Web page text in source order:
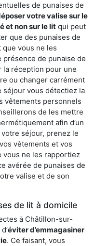
de punaises de
votre valise sur le
et non sur le lit qui peut
que des punaises de
vous ne les
présence de punaise de
la réception pour une
ou changer carrément
séjour vous détectiez la
vêtements personnels
de les mettre
afin d’un
séjour, prenez le
vêtements et vos
vous ne les rapportiez
avérée de punaises de
valise et de son
de lit à domicile
à Châtillon-sur-
éviter d’emmagasiner
. Ce faisant, vous